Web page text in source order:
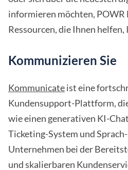
informieren möchten,
Ressourcen, die Ihnen
Kommunizieren Sie
Kommunicateist eine
Kundensupport-Plattform,
wie einen generativen KI-
Ticketing-System und
Unternehmen bei der
und skalierbaren